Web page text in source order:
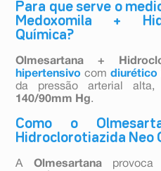
Para que serve o
Medoxomila +
Química?
Olmesartana +
hipertensivo comdiurético
da pressão arterial
140/90mm Hg.
Como o
Hidroclorotiazida Neo
A Olmesartana